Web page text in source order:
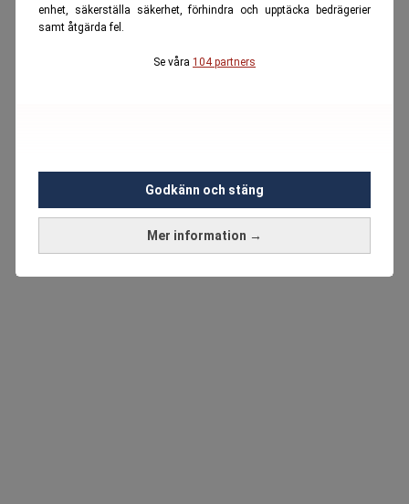
enhet, säkerställa säkerhet, förhindra och upptäcka bedrägerier
samt åtgärda fel.
Se våra 104 partners
Mer information →
Godkänn och stäng